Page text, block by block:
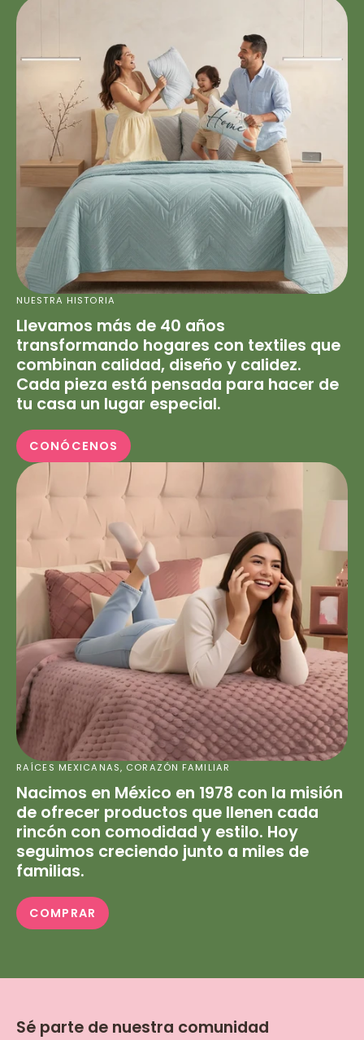
NUESTRA HISTORIA
Llevamos más de 40 años
transformando hogares con textiles que
combinan calidad, diseño y calidez.
Cada pieza está pensada para hacer de
tu casa un lugar especial.
CONÓCENOS
RAÍCES MEXICANAS, CORAZÓN FAMILIAR
Nacimos en México en 1978 con la misión
de ofrecer productos que llenen cada
rincón con comodidad y estilo. Hoy
seguimos creciendo junto a miles de
familias.
COMPRAR
Sé parte de nuestra comunidad